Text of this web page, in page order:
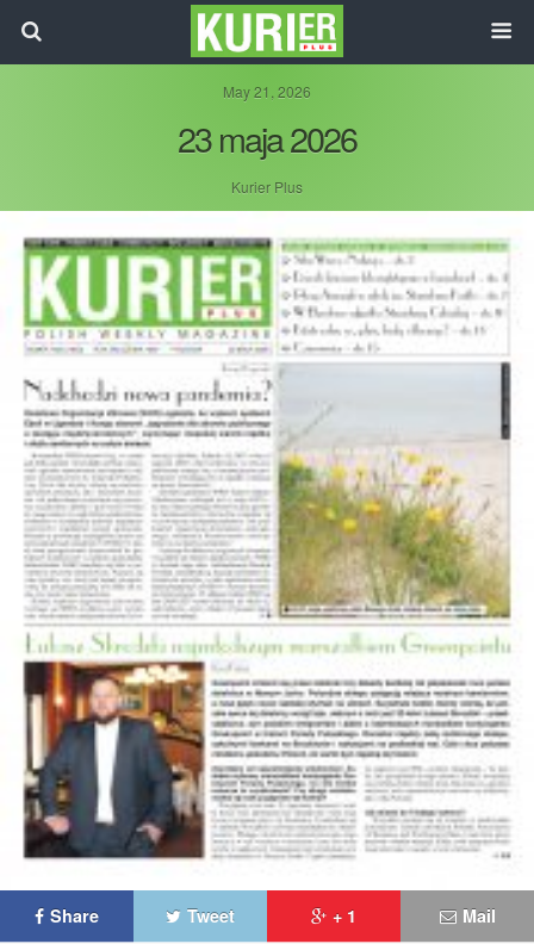
May 21, 2026
23 maja 2026
Kurier Plus
Share Tweet + 1 Mail